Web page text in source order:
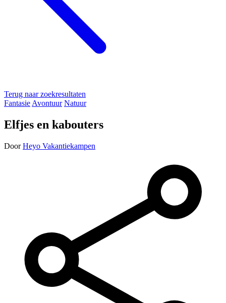
Terug naar zoekresultaten
Fantasie Avontuur Natuur
Elfjes en kabouters
Door Heyo Vakantiekampen